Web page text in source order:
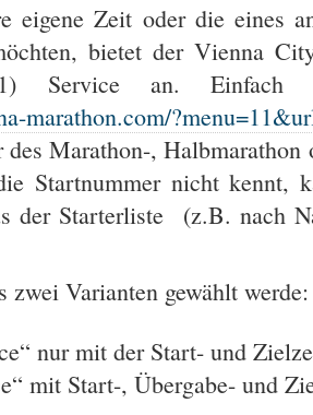
eigene Zeit oder die eines
bietet der Vienna
Service an.
marathon.com/
Marathon-, Halbmarathon
Startnummer nicht kennt,
der Starterliste (z.B. nach
zwei Varianten gewählt werde:
nur mit der Start- und
mit Start-, Übergabe- und